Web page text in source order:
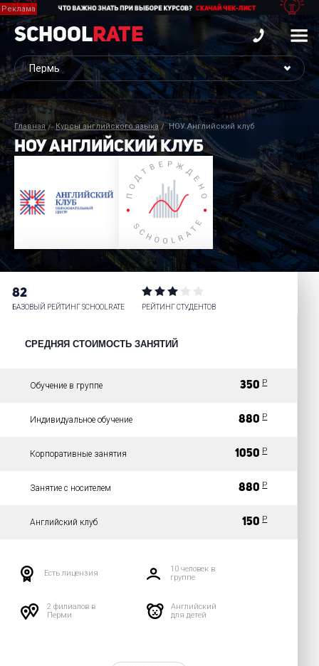
School Rate
Главная Курсы английского языка НОУ Английский клуб
НОУ АНГЛИЙСКИЙ КЛУБ
82
БАЗОВЫЙ РЕЙТИНГ SCHOOLRATE РЕЙТИНГ СТУДЕНТОВ
СРЕДНЯЯ СТОИМОСТЬ ЗАНЯТИЙ
Обучение в группе 350 Р
Индивидуальное обучение 880 Р
Корпоративные занятия 1050 Р
Занятие с носителем 880 Р
Английский клуб 150 Р
Есть лицензия
10 человек в
группе
2 филиалов в
Перми
Английский
для детей